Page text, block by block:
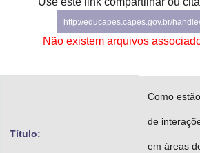
Gabinete de Segurança Institucional
Advocacia-Geral da União
http://educapes.capes.gov.br/
Não existem arquivos
Título:
Como
de
em áreas